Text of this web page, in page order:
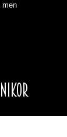
men